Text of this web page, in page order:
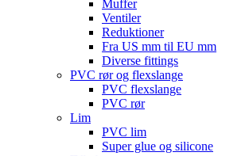
Muffer
Ventiler
Reduktioner
Fra US mm til EU mm
Diverse fittings
PVC rør og flexslange
PVC flexslange
PVC rør
Lim
PVC lim
Super glue og silicone